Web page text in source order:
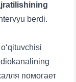
berdi.
помогает